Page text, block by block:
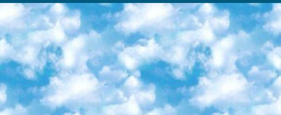
увидите список необходимых для неё умений. Чтобы вы могли освоить их самостоятельно, для каждого умения площадка отображает подборку ссылок на учебные материалы. Хотя «Смартия» ориентируется на русскоязычную аудиторию, часть контента всё же доступна только на английском. 3. «Лекторий Физтеха» Проект Московского физико-технического института (Физтеха). С его помощью вы можете смотреть онлайн серии лекций, записанные на видео в этом вузе. В числе доступных предметов — физика, биология, химия, информационные технологии и другие. К некоторым лекциям администрация ресурса прилагает готовые конспекты, которые можно скачивать в PDF-формате. 4. ITMOcourses Онлайн-площадка Санкт-Петербургского национального исследовательского университета информационных технологий, механики и оптики (ИТМО). Ресурс предоставляет свободный доступ к курсам, разработанным в этом вузе. Каталог материалов разбит на четыре категории: «Оптические системы и технологии», «Приборостроение и робототехника», «Информационные технологии» и «Биотехнологии». Курсы состоят из видеолекций, интерактивных демонстраций и заданий. 5. «КиберЛенинка» Электронная научная библиотека открытого доступа. Каталог площадки регулярно обрастает текстами статей из различных научных изданий. Сгруппированные по журналам и рубрикам публикации можно читать онлайн или скачивать целиком в PDF-формате. Проект нацелен на популяризацию науки за счёт открытого доступа к качественной информации. 6. «ПостНаука» На этом ресурсе публикуют подборки видеолекций, составленные экспертами из разных отраслей и объединённые общими темами. Среди них, к примеру, есть серии «Биоинформатика и геномика», «Культура средневековой Скандинавии» и Cinema Studies о теории кино. Каждая подборка лекций — логически связанная история, рассказанная экспертом от первого лица. Кроме того, на сайте появляются научно-образовательные статьи и тесты на разные темы. 7. «Newочём» Команда проекта «Newочём» отбирает самые интересные тексты из англоязычных СМИ и переводит те из них, за которые голосуют участники сообщества «ВКонтакте». По большей части это научно-популярные статьи. Редакторы придумывают лишь заголовки, в остальном содержание переводов соответствует оригиналам. Полные тексты можно читать прямо в социальной сети. 8. InternetUrok Онлайн-база материалов по основным дисциплинам школьной программы. Информация на сайте структурирована по классам, предметам и темам (урокам). Каждый урок состоит из видеолекций и конспектов. Есть также интерактивные тренажёры и тесты для закрепления пройденного материала. Даже если вы давно окончили школу, возможность повторить программу старших классов всегда может пригодиться. 9. Edutainme Ещё один ресурс об образовании. В отличие от Newtonew, как мне кажется, Edutainme больше ориентируется на представителей индустрии: педагогов, предпринимателей, разработчиков образовательных проектов. Но и любой, кто просто стремится к саморазвитию, найдёт на сайте много полезного и интересного для себя. Например, информацию о новых курсах и образовательных сервисах. 10. Newtonew Онлайн-медиа об образовании и обучении в широком смысле. Авторы Newtonew пишут об инструментах, заведениях, тактиках и стратегиях, которые помогают учить других и получать новые знания самостоятельно. На этой площадке вы найдёте новости, обзоры, аналитические мат